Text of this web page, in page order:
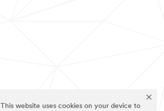
This website uses cookies on your device to